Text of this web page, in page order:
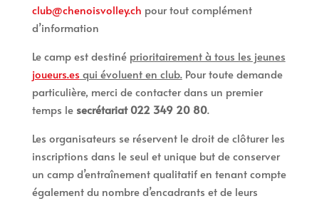
club@chenoisvolley.ch pour tout complément
d’information
Le camp est destiné prioritairement à tous les jeunes
joueurs.es qui évoluent en club.Pour toute demande
particulière, merci de contacter dans un premier
temps lesecrétariat 022 349 20 80.
Les organisateurs se réservent le droit de clôturer les
inscriptions dans le seul et unique but de conserver
un camp d’entraînement qualitatif en tenant compte
également du nombre d’encadrants et de leurs